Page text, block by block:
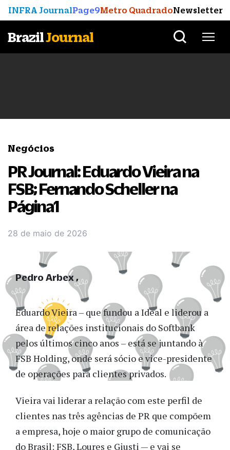
INFRA JournalPage9Metro QuadradoNewsletter
BrazilJournal
Negócios
PR Journal: Eduardo Vieira na
FSB; Fernando Scheller na
Página1
28 de maio de 2026
Eduardo Vieira – que fundou a Ideal e liderou a
área de relações institucionais do Softbank
pelos últimos cinco anos – está se juntando à
FSB Holding, onde será sócio e vice-presidente
de operações para clientes privados.
Vieira vai liderar a relação com este perfil de
clientes nas três agências de PR que compõem
a empresa, hoje o maior grupo de comunicação
do Brasil: FSB, Loures e Giusti — e vai se
Pedro Arbex